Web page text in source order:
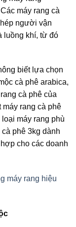
máy rang cà
người vận
luồng khí, từ đó
biết lựa chọn
cà phê arabica,
cà phê của
máy rang cà phê
máy rang phù
phê 3kg dành
cho các doanh
máy rang hiệu